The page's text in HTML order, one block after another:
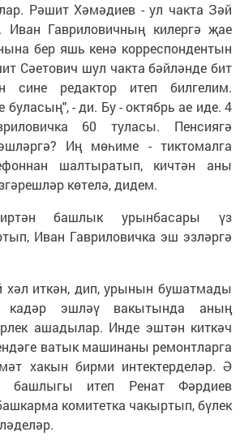
Рәшит Хәмәдиев - ул чакта Зәй
Гавриловичның килергә җае
бер яшь кенә корреспондентын
Сәетович шул чакта бәйләнде бит
сине редактор итеп билгелим.
буласың", - ди. Бу - октябрь ае иде. 4
60 туласы. Пенсиягә
Иң мөһиме - тиктомалга
шалтыратып, кичтән аны
көтелә, дидем.
башлык урынбасары үз
Иван Гавриловичка эш эзләргә
хәл иткән, дип, урынын бушатмады
эшләү вакытында аның
ашадылар. Инде эштән киткәч
ватык машинаны ремонтларга
хакын бирми интектерделәр. Ә
башлыгы итеп Ренат Фәрдиев
комитетка чакыртып, бүлек